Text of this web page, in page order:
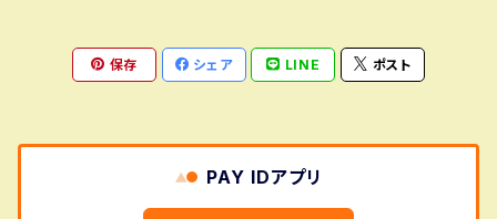
保存 シェア LINE ポスト
PAY IDアプリ